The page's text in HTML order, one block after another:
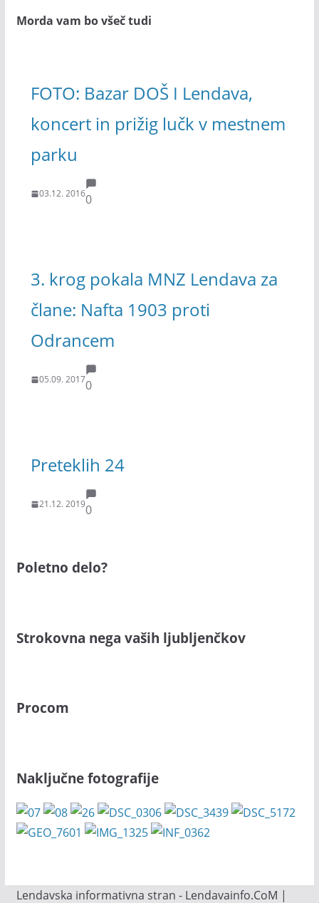
Morda vam bo všeč tudi
FOTO: Bazar DOŠ I Lendava,
koncert in prižig lučk v mestnem
parku
03.12. 20160
3. krog pokala MNZ Lendava za
člane: Nafta 1903 proti
Odrancem
05.09. 20170
Preteklih 24
21.12. 20190
Poletno delo?
Strokovna nega vaših ljubljenčkov
Procom
Naključne fotografije
Lendavska informativna stran - Lendavainfo.CoM |